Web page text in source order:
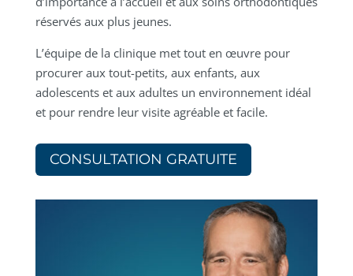
réservés aux plus jeunes.
L’équipe de la clinique met tout en œuvre pour
procurer aux tout-petits, aux enfants, aux
adolescents et aux adultes un environnement idéal
et pour rendre leur visite agréable et facile.
CONSULTATION GRATUITE